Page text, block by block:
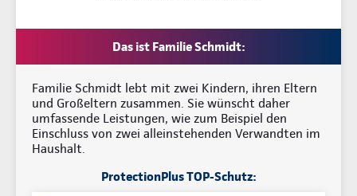
Das ist Familie Schmidt:
Familie Schmidt lebt mit zwei Kindern, ihren Eltern
und Großeltern zusammen. Sie wünscht daher
umfassende Leistungen, wie zum Beispiel den
Einschluss von zwei alleinstehenden Verwandten im
Haushalt.
ProtectionPlus TOP-Schutz: